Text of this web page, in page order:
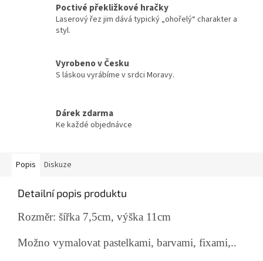
Poctivé překližkové hračky
Laserový řez jim dává typický „ohořelý“ charakter a
styl.
Vyrobeno v Česku
S láskou vyrábíme v srdci Moravy.
Dárek zdarma
Ke každé objednávce
Popis Diskuze
Detailní popis produktu
Rozměr: šířka 7,5cm, výška 11cm
Možno vymalovat pastelkami, barvami, fixami,..